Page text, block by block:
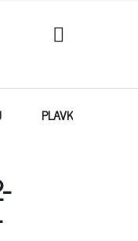
NÁKUPNÝ
KOŠÍK
PLAVKY -